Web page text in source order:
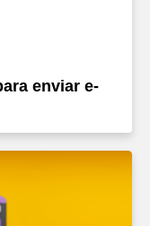
enviar e-